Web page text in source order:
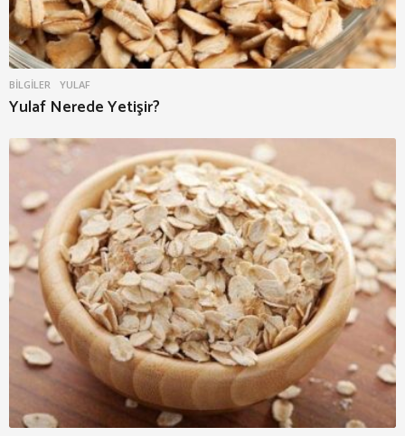
BILGILER YULAF
Yulaf Nerede Yetişir?